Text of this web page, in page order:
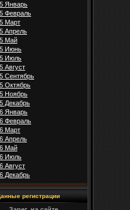
Январь
Февраль
Март
Апрель
Май
Июнь
Июль
Август
Сентябрь
Октябрь
Ноябрь
Декабрь
Январь
Февраль
Март
Апрель
Май
Июль
Август
Декабрь
регистрации